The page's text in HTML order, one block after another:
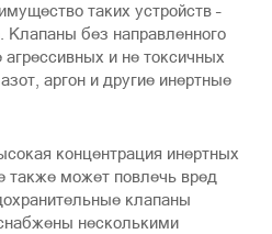
таких устройств –
Клапаны без направленного
и не токсичных
аргон и другие инертные
концентрация инертных
также может повлечь вред
клапаны
несколькими